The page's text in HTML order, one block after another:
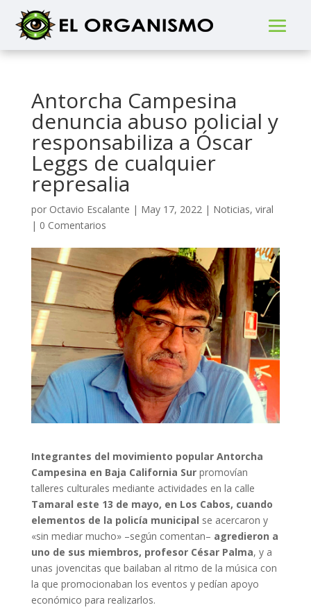
Antorcha Campesina
denuncia abuso policial y
responsabiliza a Óscar
Leggs de cualquier
represalia
por Octavio Escalante | May 17, 2022| Noticias, viral
| 0 Comentarios
Integrantes del movimiento popular Antorcha
Campesina en Baja California Surpromovían
talleres culturales mediante actividades en la calle
Tamaral este 13 de mayo, en Los Cabos, cuando
elementos de la policía municipal se acercaron y
«sin mediar mucho» –según comentan– agredieron a
uno de sus miembros, profesor César Palma, y a
unas jovencitas que bailaban al ritmo de la música con
la que promocionaban los eventos y pedían apoyo
económico para realizarlos.